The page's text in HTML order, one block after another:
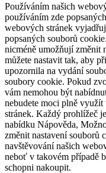
Používáním našich
používáním zde
webových stránek
popsaných souborů
nicméně umožňují změnit
můžete nastavit tak, aby
upozornila na vydání
soubory cookie. Pokud
vám nemohou být
nebudete moci plně
stránek. Každý prohlížeč
nabídku Nápověda,
změnit nastavení souborů
navštěvování našich
neboť v takovém případě
schopni nakoupit.